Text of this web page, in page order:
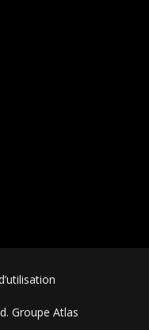
Groupe Atlas